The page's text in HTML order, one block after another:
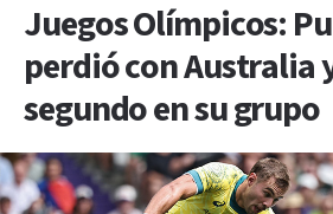
Juegos Olímpicos:
perdió con Australia
segundo en su grupo